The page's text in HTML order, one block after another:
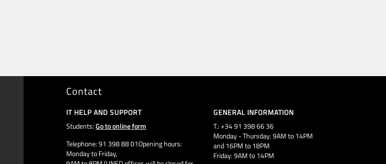
Contact
IT HELP AND SUPPORT
Students:Go to online form
Telephone: 91 398 88 01Opening hours:
Monday to Friday,
GENERAL INFORMATION
T.: +34 91 398 66 36
Monday - Thursday: 9AM to 14PM
and 16PM to 18PM
Friday: 9AM to 14PM